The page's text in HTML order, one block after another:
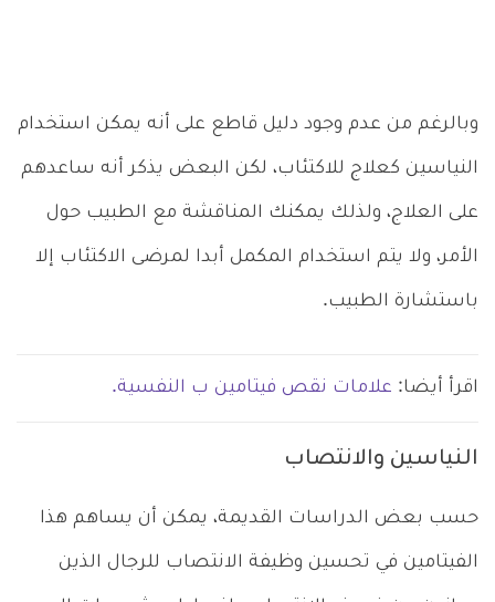
وبالرغم من عدم وجود دليل قاطع على أنه يمكن استخدام
النياسين كعلاج للاكتئاب، لكن البعض يذكر أنه ساعدهم
على العلاج، ولذلك يمكنك المناقشة مع الطبيب حول
الأمر، ولا يتم استخدام المكمل أبدا لمرضى الاكتئاب إلا
باستشارة الطبيب.
اقرأ أيضا: علامات نقص فيتامين ب النفسية.
النياسين والانتصاب
حسب بعض الدراسات القديمة، يمكن أن يساهم هذا
الفيتامين في تحسين وظيفة الانتصاب للرجال الذين